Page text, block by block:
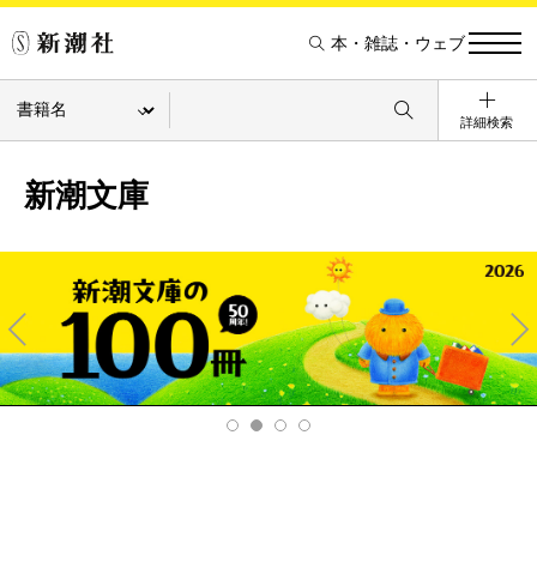
本・雑誌・ウェブ
詳細検索
新潮文庫
Pre
v
Ne
xt